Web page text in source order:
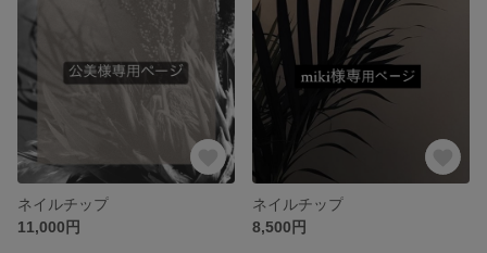
ネイルチップ
11,000円
ネイルチップ
8,500円